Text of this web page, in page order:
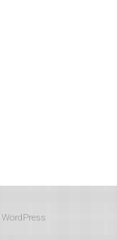
WordPress